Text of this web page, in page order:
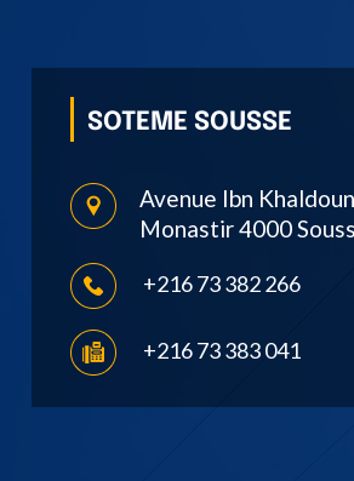
SOTEME SOUSSE
Avenue Ibn
Monastir 4000
+216 73 382 266
+216 73 383 041